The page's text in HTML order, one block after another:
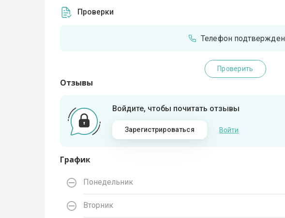
Проверки
Телефон подтвержден
Проверить
Отзывы
Войдите, чтобы почитать отзывы
Зарегистрироваться Войти
График
Понедельник
Вторник